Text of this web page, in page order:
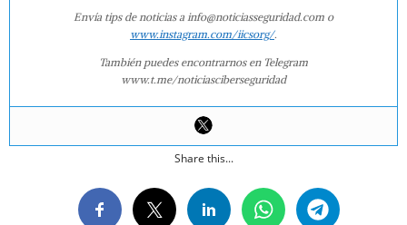
Envía tips de noticias a info@noticiasseguridad.com o
www.instagram.com/iicsorg/.
También puedes encontrarnos en Telegram
www.t.me/noticiasciberseguridad
Share this...